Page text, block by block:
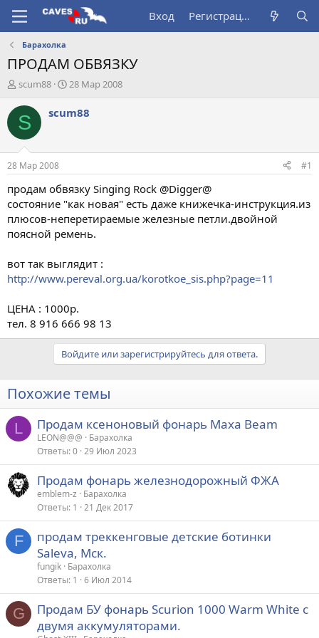
Вход Регистрация
Барахолка
ПРОДАМ ОБВЯЗКУ
А
т
о
т
е
м
ы
scum88
Д
т
а
л
28 Мар 2008
S scum88
28 Мар 2008 #1
продам обвязку Singing Rock @Digger@
состояние "как новая" есть даже книжечка-инструкция.из
плюсов-неперетираемые железные петли.двойной
поясной ремень.
вот так выглядит :
http://www.pereval.org.ua/korotkoe_sis.php?page=11
ЦЕНА : 1000р.
тел. 8 916 666 98 13
Войдите или зарегистрируйтесь для ответа.
Похожие темы
L Продам ксеноновый фонарь Maxa Beam
LEON@@@
Барахолка
Ответы 0 29 Июл 2023
Продам фонарь железнодорожный ФЖА
emblem-z
Барахолка
Ответы 1 21 Дек 2017
F
продам треккенговые детские ботинки
Saleva, Мск.
fungik Барахолка
Ответы 1 6 Июл 2014
G
Продам БУ фонарь Scurion 1000 Warm White с
двумя аккумуляторами.